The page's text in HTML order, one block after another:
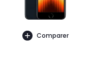
Comparer